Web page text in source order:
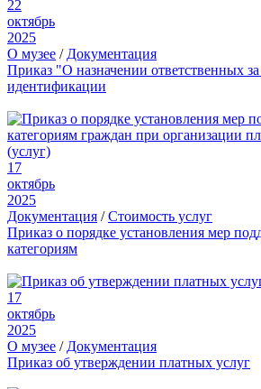
22
октябрь
2025
О музее / Документация
Приказ "О назначении ответственных
идентификации
17
октябрь
2025
Документация /Стоимость услуг
Приказ о порядке установления мер
категориям
17
октябрь
2025
О музее / Документация
Приказ об утверждении платных услуг